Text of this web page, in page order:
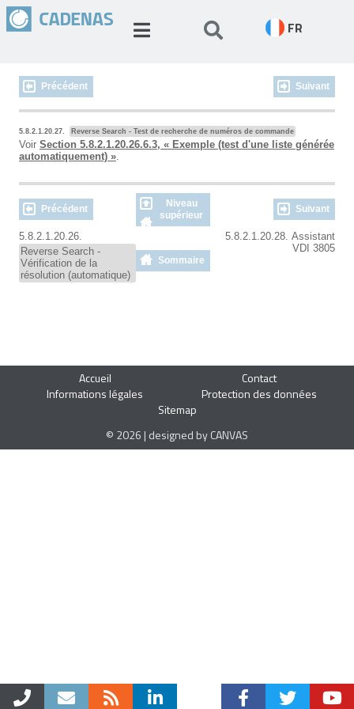
FR
Précédent Suivant
5.8.2.1.20.27. Reverse Search - Test de recherche de numéros de commande
Voir Section 5.8.2.1.20.26.6.3, « Exemple (test d'une liste générée
automatiquement) ».
Précédent
Niveau
supérieur
Suivant
5.8.2.1.20.26.
Reverse Search -
Vérification de la
résolution (automatique)
Sommaire
5.8.2.1.20.28. Assistant
VDI 3805
Accueil
Contact
Informations légales
Protection des données
Sitemap
© 2026 | designed by CANVAS